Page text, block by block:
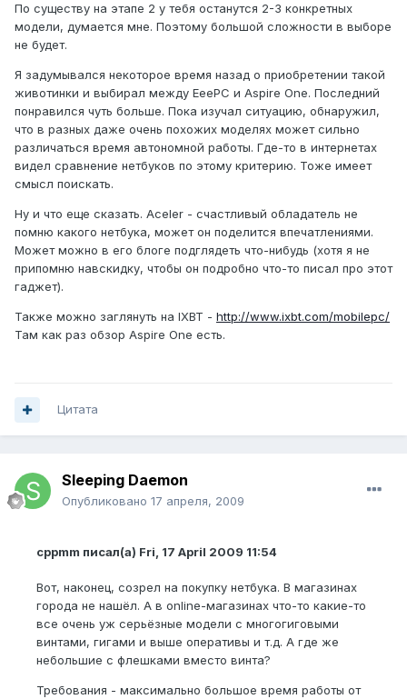
По существу на этапе 2 у тебя останутся 2-3 конкретных
модели, думается мне. Поэтому большой сложности в выборе
не будет.
Я задумывался некоторое время назад о приобретении такой
животинки и выбирал между EeePC и Aspire One. Последний
понравился чуть больше. Пока изучал ситуацию, обнаружил,
что в разных даже очень похожих моделях может сильно
различаться время автономной работы. Где-то в интернетах
видел сравнение нетбуков по этому критерию. Тоже имеет
смысл поискать.
Ну и что еще сказать. Aceler - счастливый обладатель не
помню какого нетбука, может он поделится впечатлениями.
Может можно в его блоге подглядеть что-нибудь (хотя я не
припомню навскидку, чтобы он подробно что-то писал про этот
гаджет).
Также можно заглянуть на IXBT - http://www.ixbt.com/mobilepc/
Там как раз обзор Aspire One есть.
Цитата
Sleeping Daemon
Опубликовано 17 апреля, 2009
cppmm писал(а) Fri, 17 April 2009 11:54
Вот, наконец, созрел на покупку нетбука. В магазинах
города не нашёл. А в online-магазинах что-то какие-то
все очень уж серьёзные модели с многогиговыми
винтами, гигами и выше оперативы и т.д. А где же
небольшие с флешками вместо винта?
Требования - максимально большое время работы от